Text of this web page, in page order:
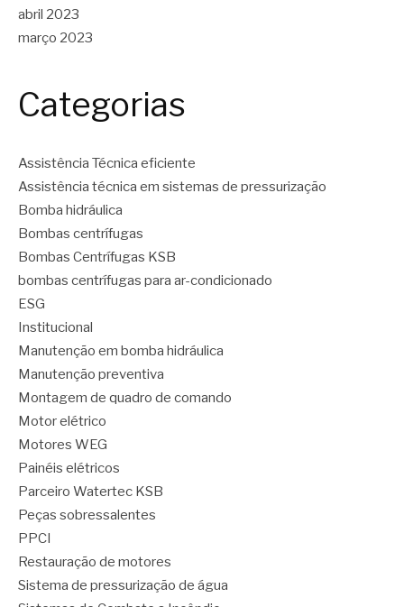
abril 2023
março 2023
Categorias
Assistência Técnica eficiente
Assistência técnica em sistemas de pressurização
Bomba hidráulica
Bombas centrífugas
Bombas Centrífugas KSB
bombas centrífugas para ar-condicionado
ESG
Institucional
Manutenção em bomba hidráulica
Manutenção preventiva
Montagem de quadro de comando
Motor elétrico
Motores WEG
Painéis elétricos
Parceiro Watertec KSB
Peças sobressalentes
PPCI
Restauração de motores
Sistema de pressurização de água